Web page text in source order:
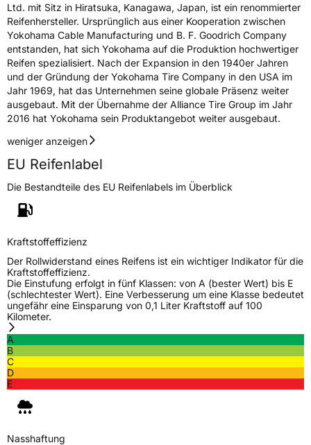
Ltd. mit Sitz in Hiratsuka, Kanagawa, Japan, ist ein renommierter
Reifenhersteller. Ursprünglich aus einer Kooperation zwischen
Yokohama Cable Manufacturing und B. F. Goodrich Company
entstanden, hat sich Yokohama auf die Produktion hochwertiger
Reifen spezialisiert. Nach der Expansion in den 1940er Jahren
und der Gründung der Yokohama Tire Company in den USA im
Jahr 1969, hat das Unternehmen seine globale Präsenz weiter
ausgebaut. Mit der Übernahme der Alliance Tire Group im Jahr
2016 hat Yokohama sein Produktangebot weiter ausgebaut.
weniger anzeigen
EU Reifenlabel
Die Bestandteile des EU Reifenlabels im Überblick
Kraftstoffeffizienz
Der Rollwiderstand eines Reifens ist ein wichtiger Indikator für die
Kraftstoffeffizienz.
Die Einstufung erfolgt in fünf Klassen: von A (bester Wert) bis E
(schlechtester Wert). Eine Verbesserung um eine Klasse bedeutet
ungefähr eine Einsparung von 0,1 Liter Kraftstoff auf 100
Kilometer.
A
B
C
D
E
Nasshaftung